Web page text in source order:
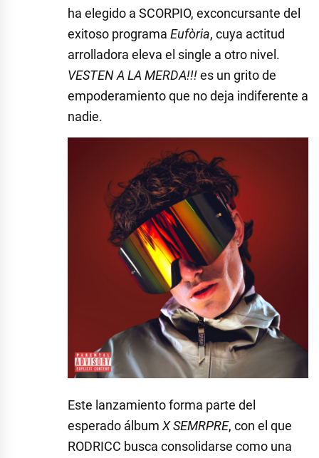
ha elegido a SCORPIO, exconcursante del
exitoso programa Eufòria, cuya actitud
arrolladora eleva el single a otro nivel.
VESTEN A LA MERDA!!!es un grito de
empoderamiento que no deja indiferente a
nadie.
Este lanzamiento forma parte del
esperado álbum X SEMRPRE, con el que
RODRICC busca consolidarse como una